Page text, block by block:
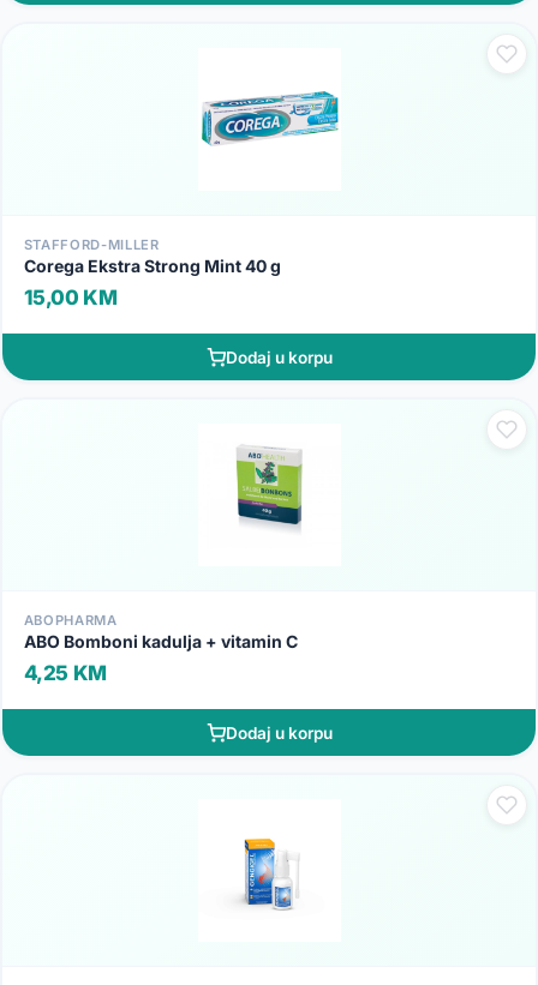
STAFFORD-MILLER
Corega Ekstra Strong Mint 40 g
15,00 KM
Dodaj u korpu
ABOPHARMA
ABO Bomboni kadulja + vitamin C
4,25 KM
Dodaj u korpu